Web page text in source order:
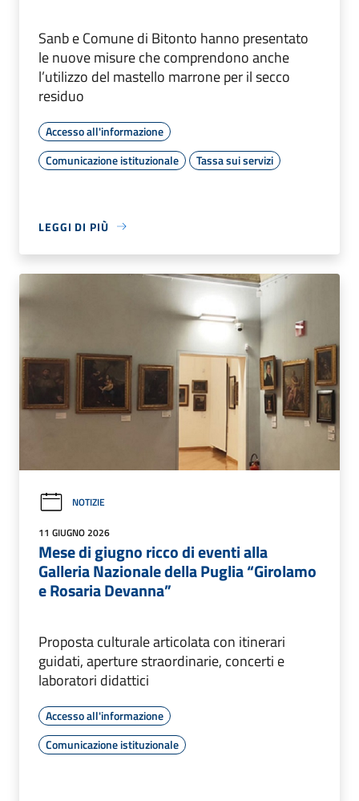
Sanb e Comune di Bitonto hanno presentato
le nuove misure che comprendono anche
l’utilizzo del mastello marrone per il secco
residuo
Accesso all'informazione
Comunicazione istituzionale
Tassa sui servizi
LEGGI DI PIÙ
NOTIZIE
11 GIUGNO 2026
Mese di giugno ricco di eventi alla
Galleria Nazionale della Puglia “Girolamo
e Rosaria Devanna”
Proposta culturale articolata con itinerari
guidati, aperture straordinarie, concerti e
laboratori didattici
Accesso all'informazione
Comunicazione istituzionale